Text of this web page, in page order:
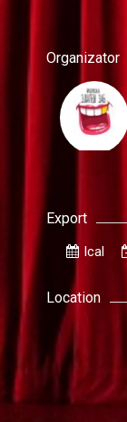
Organizator
Export
Ical
Location